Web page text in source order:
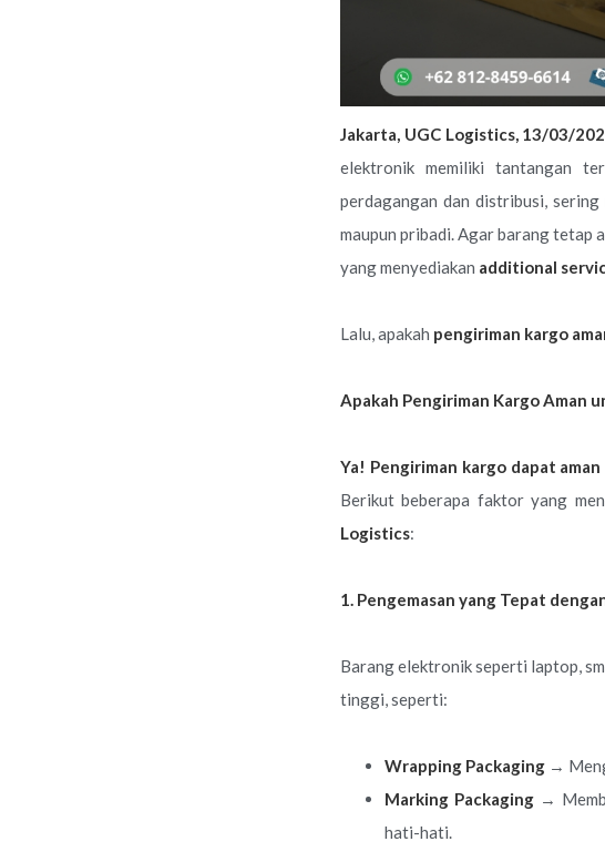
Jakarta, UGC Logistics, 13/03/
elektronik memiliki tantangan
perdagangan dan distribusi,
maupun pribadi. Agar barang tetap
yang menyediakan additional
Lalu, apakah pengiriman kargo
Apakah Pengiriman Kargo Aman
Ya! Pengiriman kargo dapat
Berikut beberapa faktor yang
Logistics:
1. Pengemasan yang Tepat
Barang elektronik seperti laptop,
tinggi, seperti:
Wrapping Packaging →
Marking Packaging →
hati-hati.